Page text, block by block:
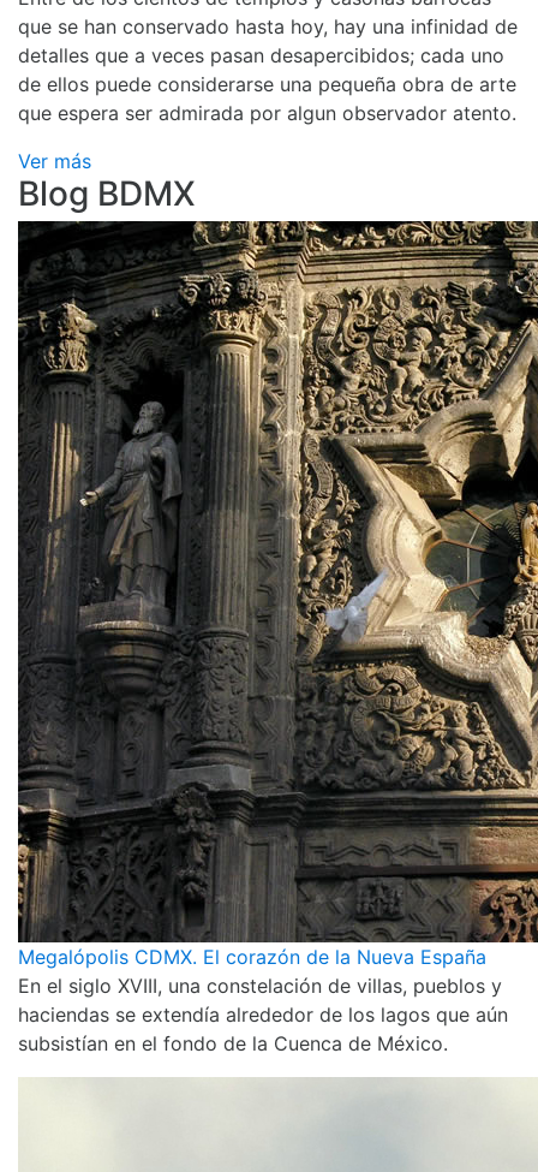
que se han conservado hasta hoy, hay una infinidad de
detalles que a veces pasan desapercibidos; cada uno
de ellos puede considerarse una pequeña obra de arte
que espera ser admirada por algun observador atento.
Ver más
Blog BDMX
Megalópolis CDMX. El corazón de la Nueva España
En el siglo XVIII, una constelación de villas, pueblos y
haciendas se extendía alrededor de los lagos que aún
subsistían en el fondo de la Cuenca de México.